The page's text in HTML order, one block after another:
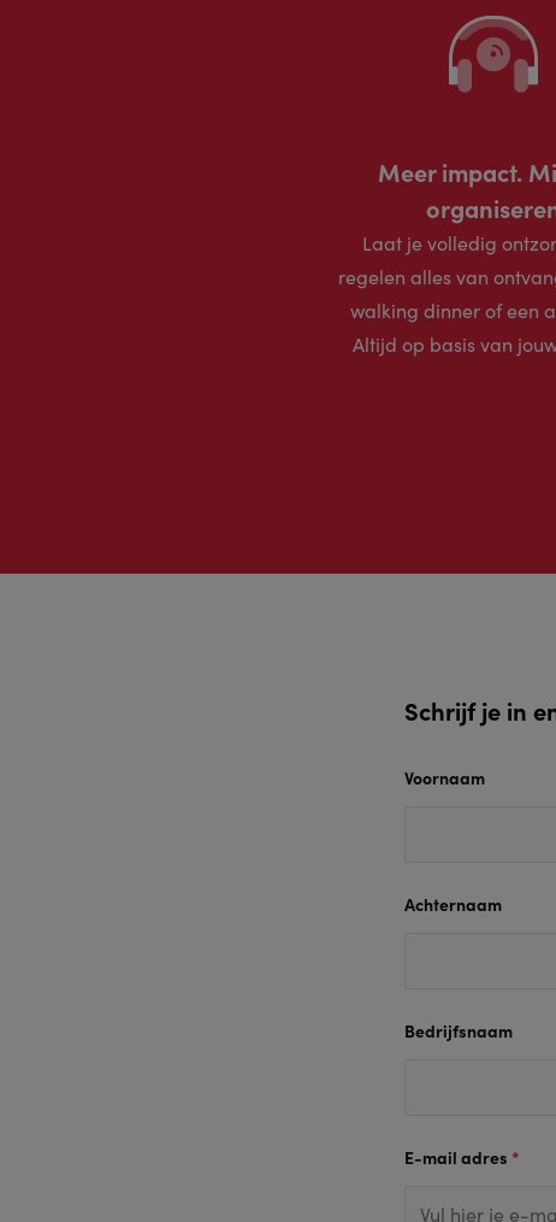
Meer impact.
Laat je volledig
regelen alles van
walking dinner of een
Altijd op basis van
Schrijf je in
Voornaam
Achternaam
Bedrijfsnaam
E-mail adres *